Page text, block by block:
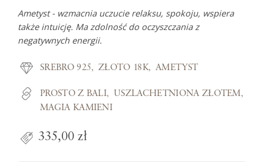
Ametyst - wzmacnia uczucie relaksu, spokoju, wspiera
także intuicję. Ma zdolność do oczyszczania z
negatywnych energii.
SREBRO 925 ZŁOTO 18K AMETYST
PROSTO Z BALI
USZLACHETNIONA ZŁOTEM
MAGIA KAMIENI
335,00 zł